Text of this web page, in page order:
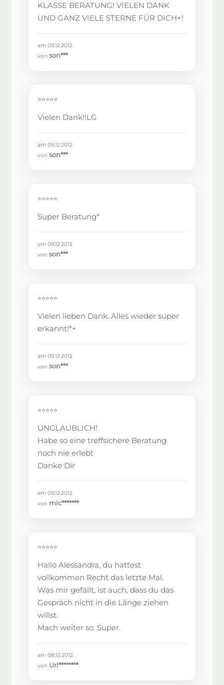
KLASSE BERATUNG! VIELEN DANK
UND GANZ VIELE STERNE FÜR DICH+!
am 09.12.2012
vonson***
⭐⭐⭐⭐⭐
Vielen Dank!!LG
am 09.12.2012
vonson***
⭐⭐⭐⭐⭐
Super Beratung*
am 09.12.2012
vonson***
⭐⭐⭐⭐⭐
Vielen lieben Dank. Alles wieder super
erkannt!*+
am 09.12.2012
vonson***
⭐⭐⭐⭐⭐
UNGLAUBLICH!
Habe so eine treffsichere Beratung
noch nie erlebt
Danke Dir
am 09.12.2012
von mic*******
⭐⭐⭐⭐⭐
Hallo Alessandra, du hattest
vollkommen Recht das letzte Mal.
Was mir gefällt, ist auch, dass du das
Gespräch nicht in die Länge ziehen
willst.
Mach weiter so. Super.
am 08.12.2012
von Url********